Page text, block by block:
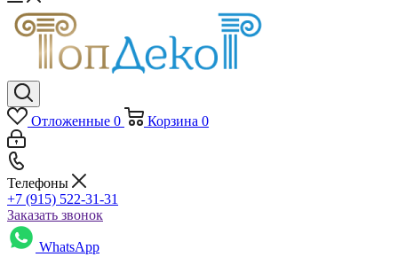
Отложенные 0 Корзина 0
Телефоны
+7 (915) 522-31-31
Заказать звонок
WhatsApp